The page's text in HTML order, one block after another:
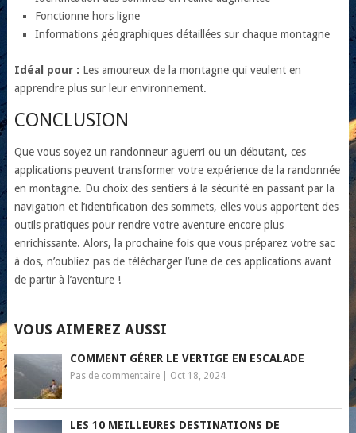
Fonctionne hors ligne
Informations géographiques détaillées sur chaque montagne
Idéal pour : Les amoureux de la montagne qui veulent en
apprendre plus sur leur environnement.
CONCLUSION
Que vous soyez un randonneur aguerri ou un débutant, ces
applications peuvent transformer votre expérience de la randonnée
en montagne. Du choix des sentiers à la sécurité en passant par la
navigation et l’identification des sommets, elles vous apportent des
outils pratiques pour rendre votre aventure encore plus
enrichissante. Alors, la prochaine fois que vous préparez votre sac
à dos, n’oubliez pas de télécharger l’une de ces applications avant
de partir à l’aventure !
VOUS AIMEREZ AUSSI
COMMENT GÉRER LE VERTIGE EN ESCALADE
Pas de commentaire| Oct 18, 2024
LES 10 MEILLEURES DESTINATIONS DE